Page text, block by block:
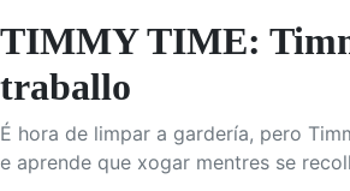
TIMMY TIME:
traballo
É hora de limpar a gardería, pero
e aprende que xogar mentres se